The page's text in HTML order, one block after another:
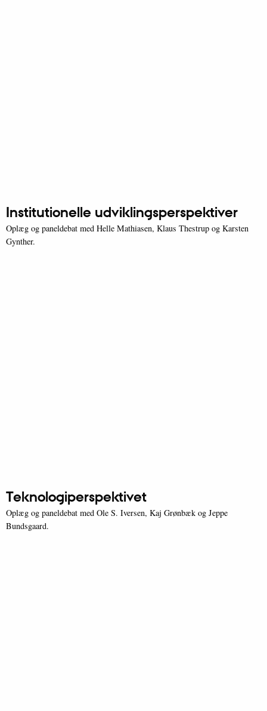
Institutionelle udviklingsperspektiver
Oplæg og paneldebat med Helle Mathiasen, Klaus Thestrup og Karsten
Gynther.
Teknologiperspektivet
Oplæg og paneldebat med Ole S. Iversen, Kaj Grønbæk og Jeppe
Bundsgaard.